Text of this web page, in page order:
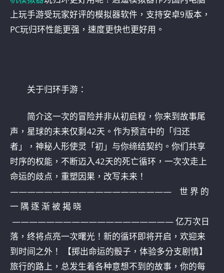
上玩手游受玩家好评的模拟器软件，支持安卓9版本，
PC玩归环性能更强，速度更快也更好用。
关于归环手游：
简介这一次的冒险并非从初启程，你来到故事尾
声，星球的未来仅剩42天。作为预言中的「归还
者」，神秘人形使灵「初」与你缔结契约。你们共享
时序的权能，不断迈入42天的死亡循环，一次次走上
命运的歧点，重塑因果，改写未来！
——————————————————— 世 界 的
一 隅 逐 渐 被 揭 晓
——————————————————— 亿万次日
落，终将点亮一次曙光！新的循环即将开启，欢迎来
到时间之外！ 【掷出命运的骰子，体验多分支剧情】
旅行的路上，总发生着各种意想不到的故事，你的每